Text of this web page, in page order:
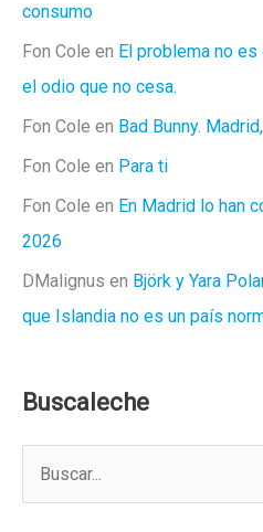
consumo
Fon Cole en El problema no
el odio que no cesa.
Fon Cole en Bad Bunny.
Fon Cole en Para ti
Fon Cole en En Madrid lo han
2026
DMalignus en Björk y Yara
que Islandia no es un país
Buscaleche